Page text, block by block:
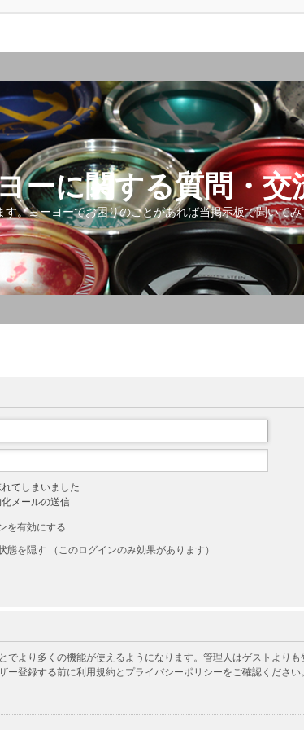
ーに関する質問・交
。ヨーヨーでお困りのことがあれば当掲示板で聞いて
てしまいました
メールの送信
を有効にする
態を隠す （このログインのみ効果があります）
より多くの機能が使えるようになります。管理人はゲストより
登録する前に利用規約とプライバシーポリシーをご確認くださ